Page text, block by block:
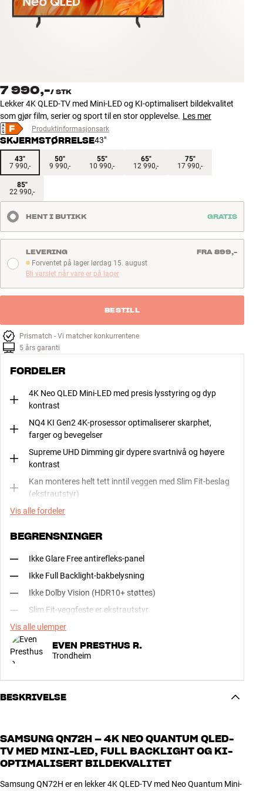
Tilbehør
NYHETER
TILBUD
Finn Butikk
Kundeservice
Logg inn
Kundeservice
Bygg med lyd
7 990,-/ STK
Lekker 4K QLED-TV med Mini-LED og KI-optimalisert bildekvalitet
som gjør film, serier og sport til en stor opplevelse. Les mer
Produktinformasjonsark
SKJERMSTØRRELSE43"
43"
7 990,-
50"
9 990,-
55"
10 990,-
65"
12 990,-
75"
17 990,-
85"
22 990,-
HENT I BUTIKK GRATIS
Forventet på lager lørdag 15. august
Forventet på lager lørdag 15. august
Bli varslet når vare er på lager
LEVERING FRA 899,-
BESTILL
Prismatch - Vi matcher konkurrentene
5 års garanti
FORDELER
4K Neo QLED Mini-LED med presis lysstyring og dyp
kontrast
NQ4 KI Gen2 4K-prosessor optimaliserer skarphet,
farger og bevegelser
Supreme UHD Dimming gir dypere svartnivå og høyere
kontrast
Kan monteres helt tett inntil veggen med Slim Fit-beslag
(ekstrautstyr)
Vis alle fordeler
BEGRENSNINGER
Ikke Glare Free antirefleks-panel
Ikke Full Backlight-bakbelysning
Ikke Dolby Vision (HDR10+ støttes)
Slim Fit-veggfeste er ekstrautstyr
Vis alle ulemper
EVEN PRESTHUS R.
Trondheim
BESKRIVELSE
SAMSUNG QN72H – 4K NEO QUANTUM QLED-
TV MED MINI-LED, FULL BACKLIGHT OG KI-
OPTIMALISERT BILDEKVALITET
Samsung QN72H er en lekker 4K QLED-TV med Neo Quantum Mini-